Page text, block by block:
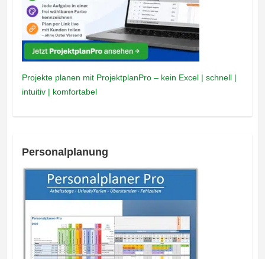
Projekte planen mit ProjektplanPro – kein Excel | schnell |
intuitiv | komfortabel
Personalplanung